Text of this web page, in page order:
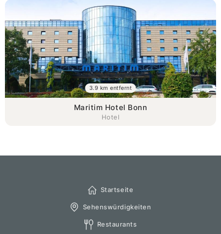
Maritim Hotel Bonn
Hotel
3.9 km entfernt
Startseite
Sehenswürdigkeiten
Restaurants